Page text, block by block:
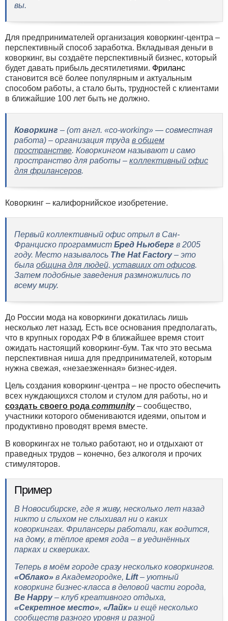
вы.
Для предпринимателей организация коворкинг-центра –
перспективный способ заработка. Вкладывая деньги в
коворкинг, вы создаёте перспективный бизнес, который
будет давать прибыль десятилетиями. Фриланс
становится всё более популярным и актуальным
способом работы, а стало быть, трудностей с клиентами
в ближайшие 100 лет быть не должно.
Коворкинг – (от англ. «co-working» — совместная
работа) – организация труда в общем
пространстве. Коворкингом называют и само
пространство для работы – коллективный офис
для фрилансеров.
Коворкинг – калифорнийское изобретение.
Первый коллективный офис отрыл в Сан-
Франциско программист Бред Ньюберг в 2005
году. Место называлось The Hat Factory– это
была община для людей, уставших от офисов.
Затем подобные заведения размножились по
всему миру.
До России мода на коворкинги докатилась лишь
несколько лет назад. Есть все основания предполагать,
что в крупных городах РФ в ближайшее время стоит
ожидать настоящий коворкинг-бум. Так что это весьма
перспективная ниша для предпринимателей, которым
нужна свежая, «незаезженная» бизнес-идея.
Цель создания коворкинг-центра – не просто обеспечить
всех нуждающихся столом и стулом для работы, но и
создать своего рода community– сообщество,
участники которого обмениваются идеями, опытом и
продуктивно проводят время вместе.
В коворкингах не только работают, но и отдыхают от
праведных трудов – конечно, без алкоголя и прочих
стимуляторов.
Пример
В Новосибирске, где я живу, несколько лет назад
никто и слыхом не слыхивал ни о каких
коворкингах. Фрилансеры работали, как водится,
на дому, в тёплое время года – в уединённых
парках и сквериках.
Теперь в моём городе сразу несколько коворкингов.
«Облако» в Академгородке, Lift– уютный
коворкинг бизнес-класса в деловой части города,
Be Happy– клуб креативного отдыха,
«Секретное место», «Лайк» и ещё несколько
сообществ разного уровня и разной